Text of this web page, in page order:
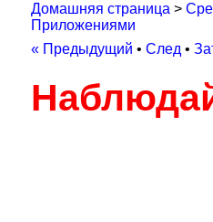
Домашняя страница >
Приложениями
« Предыдущий • След •